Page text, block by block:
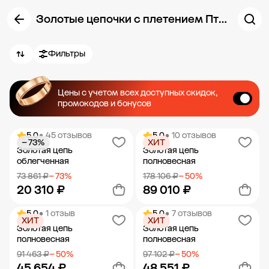
Золотые цепочки с плетением Птичий глаз
Фильтры
Цены с учетом всех доступных скидок,
промокодов и бонусов
5.0• 45 отзывов
Золотая цепь
облегченная
73 861 ₽− 73%
20 310 ₽
− 73%
Добавить в корзину
5.0• 10 отзывов
Золотая цепь
полновесная
178 106 ₽− 50%
89 010 ₽
ХИТ
Добавить в корзину
5.0• 1 отзыв
Золотая цепь
полновесная
91 463 ₽− 50%
ХИТ
5.0• 7 отзывов
Золотая цепь
полновесная
97 102 ₽− 50%
ХИТ